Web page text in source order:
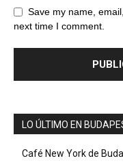
Save my name,
next time I comment.
LO ÚLTIMO EN
Café New York de